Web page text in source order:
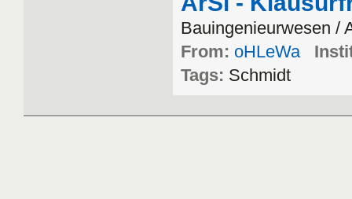
Bauingenieurwesen /
From: oHLeWa
Tags: Schmidt